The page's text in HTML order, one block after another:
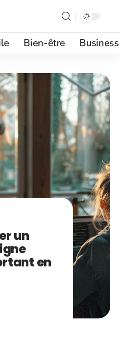
Bien-être Business
un
en